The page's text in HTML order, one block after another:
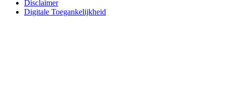
Disclaimer
Digitale Toegankelijkheid